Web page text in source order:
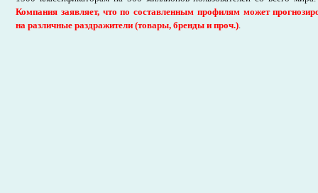
Компания заявляет, что по составленным профилям может
на различные раздражители (товары, бренды и проч.).